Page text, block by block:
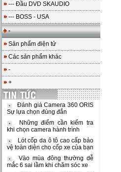
--- Đầu DVD SKAUDIO
--- BOSS - USA
-
Sản phẩm điện tử
Các sản phẩm khác
-
+
Đánh giá Camera 360 ORIS
Sự lựa chọn đúng đắn
Những điểm cần kiểm tra
khi chọn camera hành trình
Lót cốp da ô tô cao cấp bảo
vệ toàn diện cho cốp xe của bạn
Vào mùa đông thường dễ
mắc 6 sai lầm khi chăm sóc xe